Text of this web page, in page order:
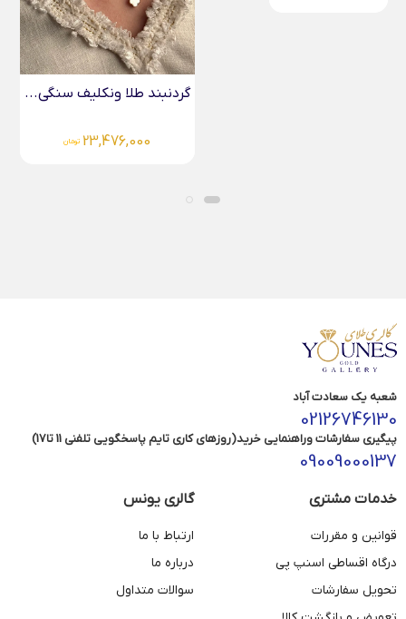
3,430,000 تومان
شعبه یک سعادت آباد
02126746130
پیگیری سفارشات وراهنمایی خرید(روزهای کاری تایم پاسخگویی تلفنی 11 تا17)
09009000137
خدمات مشتری
قوانین و مقررات
درگاه اقساطی اسنپ پی
تحویل سفارشات
گالری یونس
ارتباط با ما
درباره ما
سوالات متداول